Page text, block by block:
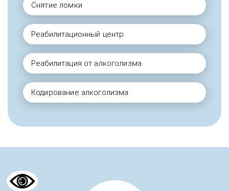
Снятие ломки
Реабилитационный центр
Реабилитация от алкоголизма
Кодирование алкоголизма